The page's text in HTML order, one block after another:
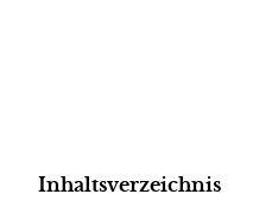
Inhaltsverzeichnis